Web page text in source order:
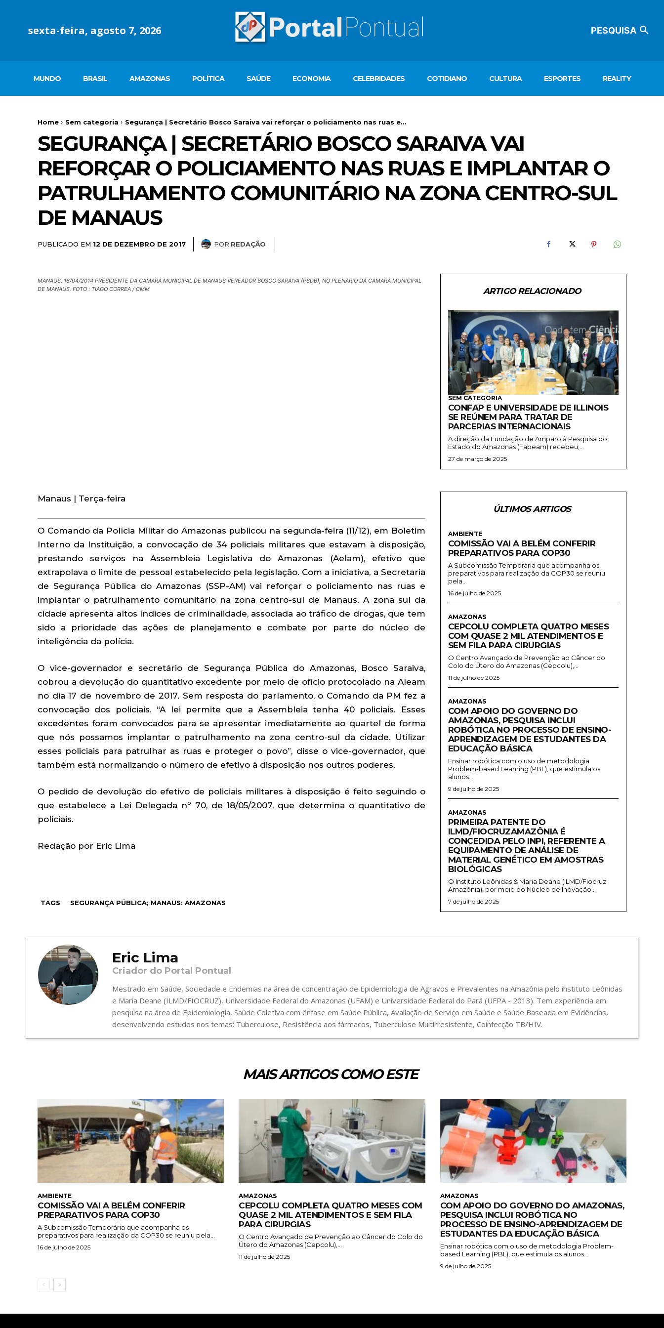
sexta-feira, agosto 7, 2026 PESQUISA
MUNDO BRASIL AMAZONAS POLÍTICA SAÚDE ECONOMIA CELEBRIDADES COTIDIANO CULTURA ESPORTES REALITY
Home Sem categoria Segurança | Secretário Bosco Saraiva vai reforçar o policiamento nas ruas e...
SEGURANÇA | SECRETÁRIO BOSCO SARAIVA VAI
REFORÇAR O POLICIAMENTO NAS RUAS E IMPLANTAR O
PATRULHAMENTO COMUNITÁRIO NA ZONA CENTRO-SUL
DE MANAUS
PUBLICADO EM 12 DE DEZEMBRO DE 2017 POR REDAÇÃO
MANAUS, 16/04/2014 PRESIDENTE DA CAMARA MUNICIPAL DE MANAUS VEREADOR BOSCO SARAIVA (PSDB), NO PLENARIO DA CAMARA MUNICIPAL
DE MANAUS. FOTO : TIAGO CORREA / CMM
ARTIGO RELACIONADO
SEM CATEGORIA
CONFAP E UNIVERSIDADE DE ILLINOIS
SE REÚNEM PARA TRATAR DE
PARCERIAS INTERNACIONAIS
A direção da Fundação de Amparo à Pesquisa do
Estado do Amazonas (Fapeam) recebeu,...
27 de março de 2025
Manaus | Terça-feira
O Comando da Polícia Militar do Amazonas publicou na segunda-feira (11/12), em Boletim
Interno da Instituição, a convocação de 34 policiais militares que estavam à disposição,
prestando serviços na Assembleia Legislativa do Amazonas (Aelam), efetivo que
extrapolava o limite de pessoal estabelecido pela legislação. Com a iniciativa, a Secretaria
de Segurança Pública do Amazonas (SSP-AM) vai reforçar o policiamento nas ruas e
implantar o patrulhamento comunitário na zona centro-sul de Manaus. A zona sul da
cidade apresenta altos índices de criminalidade, associada ao tráfico de drogas, que tem
sido a prioridade das ações de planejamento e combate por parte do núcleo de
inteligência da polícia.
O vice-governador e secretário de Segurança Pública do Amazonas, Bosco Saraiva,
cobrou a devolução do quantitativo excedente por meio de ofício protocolado na Aleam
no dia 17 de novembro de 2017. Sem resposta do parlamento, o Comando da PM fez a
convocação dos policiais. “A lei permite que a Assembleia tenha 40 policiais. Esses
excedentes foram convocados para se apresentar imediatamente ao quartel de forma
que nós possamos implantar o patrulhamento na zona centro-sul da cidade. Utilizar
esses policiais para patrulhar as ruas e proteger o povo”, disse o vice-governador, que
também está normalizando o número de efetivo à disposição nos outros poderes.
O pedido de devolução do efetivo de policiais militares à disposição é feito seguindo o
que estabelece a Lei Delegada nº 70, de 18/05/2007, que determina o quantitativo de
policiais.
Redação por Eric Lima
TAGS SEGURANÇA PÚBLICA; MANAUS: AMAZONAS
ÚLTIMOS ARTIGOS
AMBIENTE
COMISSÃO VAI A BELÉM CONFERIR
PREPARATIVOS PARA COP30
A Subcomissão Temporária que acompanha os
preparativos para realização da COP30 se reuniu
pela...
16 de julho de 2025
AMAZONAS
CEPCOLU COMPLETA QUATRO MESES
COM QUASE 2 MIL ATENDIMENTOS E
SEM FILA PARA CIRURGIAS
O Centro Avançado de Prevenção ao Câncer do
Colo do Útero do Amazonas (Cepcolu),...
11 de julho de 2025
AMAZONAS
COM APOIO DO GOVERNO DO
AMAZONAS, PESQUISA INCLUI
ROBÓTICA NO PROCESSO DE ENSINO-
APRENDIZAGEM DE ESTUDANTES DA
EDUCAÇÃO BÁSICA
Ensinar robótica com o uso de metodologia
Problem-based Learning (PBL), que estimula os
alunos...
9 de julho de 2025
AMAZONAS
PRIMEIRA PATENTE DO
ILMD/FIOCRUZAMAZÔNIA É
CONCEDIDA PELO INPI, REFERENTE A
EQUIPAMENTO DE ANÁLISE DE
MATERIAL GENÉTICO EM AMOSTRAS
BIOLÓGICAS
O Instituto Leônidas & Maria Deane (ILMD/Fiocruz
Amazônia), por meio do Núcleo de Inovação...
7 de julho de 2025
Eric Lima
Criador do Portal Pontual
Mestrado em Saúde, Sociedade e Endemias na área de concentração de Epidemiologia de Agravos e Prevalentes na Amazônia pelo instituto Leônidas
e Maria Deane (ILMD/FIOCRUZ), Universidade Federal do Amazonas (UFAM) e Universidade Federal do Pará (UFPA - 2013). Tem experiência em
pesquisa na área de Epidemiologia, Saúde Coletiva com ênfase em Saúde Pública, Avaliação de Serviço em Saúde e Saúde Baseada em Evidências,
desenvolvendo estudos nos temas: Tuberculose, Resistência aos fármacos, Tuberculose Multirresistente, Coinfecção TB/HIV.
MAIS ARTIGOS COMO ESTE
AMBIENTE
COMISSÃO VAI A BELÉM CONFERIR
PREPARATIVOS PARA COP30
A Subcomissão Temporária que acompanha os
preparativos para realização da COP30 se reuniu pela...
16 de julho de 2025
AMAZONAS
CEPCOLU COMPLETA QUATRO MESES COM
QUASE 2 MIL ATENDIMENTOS E SEM FILA
PARA CIRURGIAS
O Centro Avançado de Prevenção ao Câncer do Colo do
Útero do Amazonas (Cepcolu),...
11 de julho de 2025
AMAZONAS
COM APOIO DO GOVERNO DO AMAZONAS,
PESQUISA INCLUI ROBÓTICA NO
PROCESSO DE ENSINO-APRENDIZAGEM DE
ESTUDANTES DA EDUCAÇÃO BÁSICA
Ensinar robótica com o uso de metodologia Problem-
based Learning (PBL), que estimula os alunos...
9 de julho de 2025